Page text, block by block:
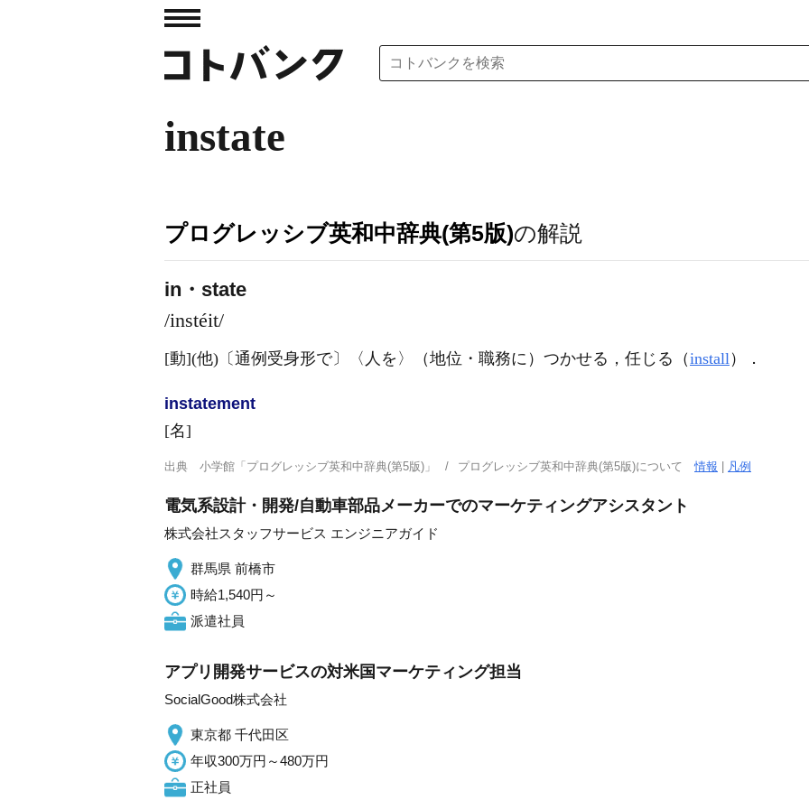
instate
プログレッシブ英和中辞典(第5版)の解説
in・state
/instéit/
[動](他) 〔通例受身形で〕〈人を〉（地位・職務に）つかせる，任じる（install） ．
instatement
[名]
出典 小学館「プログレッシブ英和中辞典(第5版)」 プログレッシブ英和中辞典(第5版)について情報 凡例
電気系設計・開発/自動車部品メーカーでのマーケティングアシスタント
株式会社スタッフサービス エンジニアガイド
群馬県 前橋市
時給1,540円～
派遣社員
アプリ開発サービスの対米国マーケティング担当
SocialGood株式会社
東京都 千代田区
年収300万円～480万円
正社員